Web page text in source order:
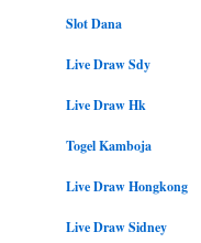
Slot Dana
Live Draw Sdy
Live Draw Hk
Togel Kamboja
Live Draw Hongkong
Live Draw Sidney